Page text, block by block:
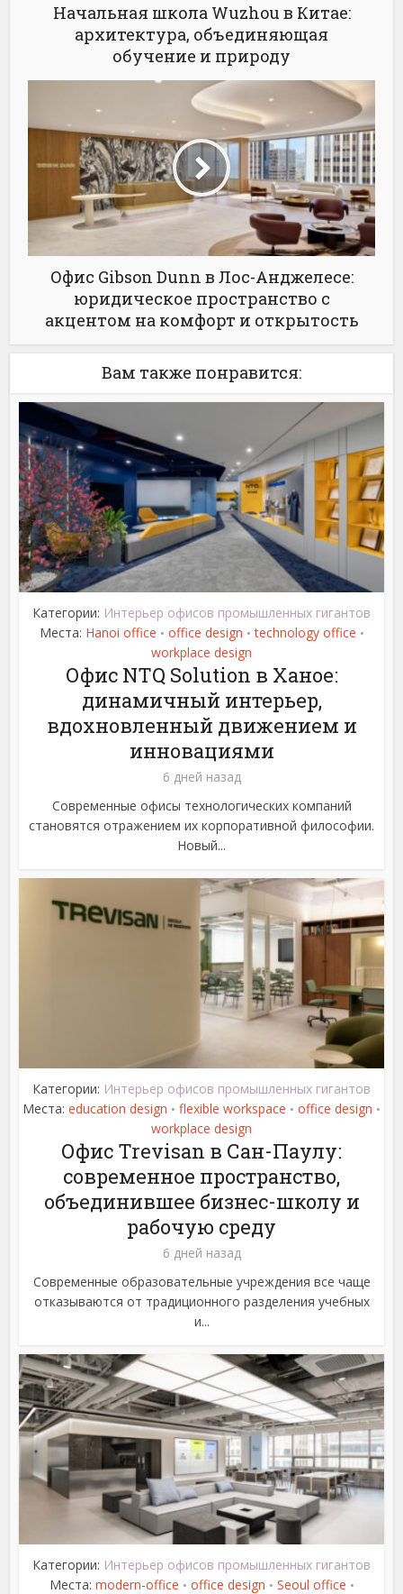
Начальная школа Wuzhou в Китае:
архитектура, объединяющая
обучение и природу
Офис Gibson Dunn в Лос-Анджелесе:
юридическое пространство с
акцентом на комфорт и открытость
Вам также понравится:
Категории: Интерьер офисов промышленных гигантов
Места: Hanoi office • office design • technology office •
workplace design
Офис NTQ Solution в Ханое:
динамичный интерьер,
вдохновленный движением и
инновациями
6 дней назад
Современные офисы технологических компаний
становятся отражением их корпоративной философии.
Новый...
Категории: Интерьер офисов промышленных гигантов
Места: education design • flexible workspace • office design •
workplace design
Офис Trevisan в Сан-Паулу:
современное пространство,
объединившее бизнес-школу и
рабочую среду
6 дней назад
Современные образовательные учреждения все чаще
отказываются от традиционного разделения учебных
и...
Категории: Интерьер офисов промышленных гигантов
Места: modern-office • office design • Seoul office •